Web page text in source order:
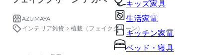
キッズ家具
生活家電
キッチン家電
ベッド・寝具
AZUMAYA
インテリア雑貨
植栽（フェイクグリーン）